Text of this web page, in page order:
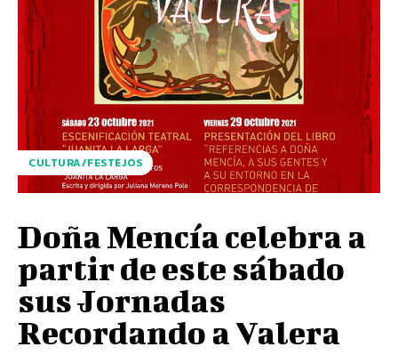
CULTURA/FESTEJOS
Doña Mencía celebra a
partir de este sábado
sus Jornadas
Recordando a Valera